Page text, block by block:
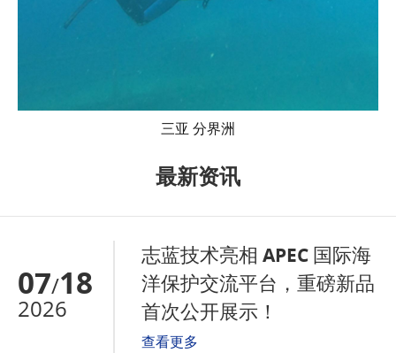
三亚 分界洲
最新资讯
07/18
2026
志蓝技术亮相 APEC 国际海
洋保护交流平台，重磅新品
首次公开展示！
查看更多